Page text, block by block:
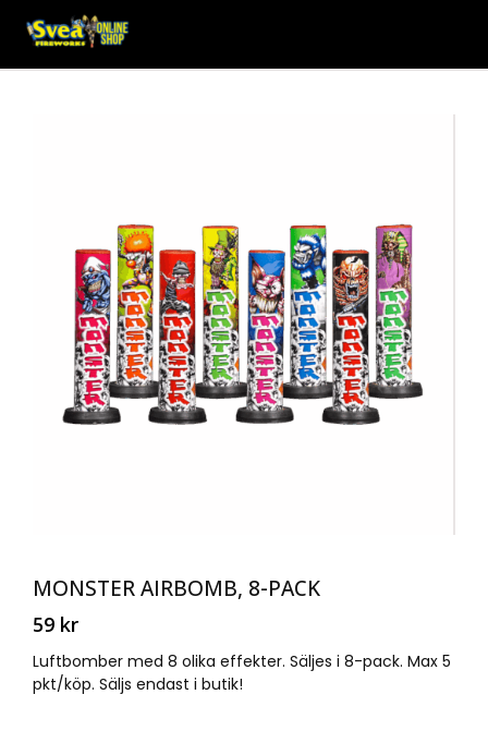
MONSTER AIRBOMB, 8-PACK
59 kr
Luftbomber med 8 olika effekter. Säljes i 8-pack. Max 5
pkt/köp. Säljs endast i butik!